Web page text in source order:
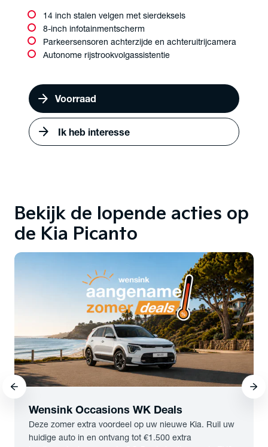
14 inch stalen velgen met sierdeksels
8-inch infotainmentscherm
Parkeersensoren achterzijde en achteruitrijcamera
Autonome rijstrookvolgassistentie
arrow_forward Voorraad
arrow_forward Ik heb interesse
Bekijk de lopende acties op
de Kia Picanto
Wensink Occasions WK Deals
Deze zomer extra voordeel op uw nieuwe Kia. Ruil uw
huidige auto in en ontvang tot €1.500 extra